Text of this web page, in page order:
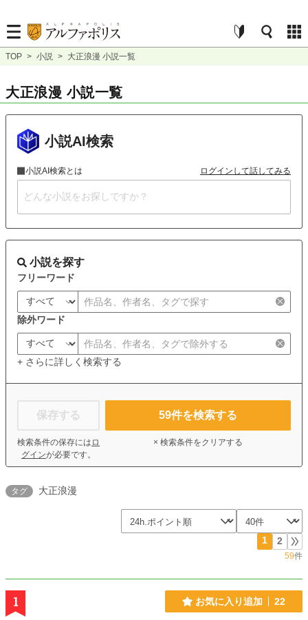
TOP > 小説 > 大正浪漫 小説一覧
大正浪漫 小説一覧
小説AI検索
小説AI検索とは ログインして話してみる
小説を探す
フリーワード
除外ワード
+ さらに詳しく検索する
保存する
検索条件の保存には ロ
グインが必要です。
59件を検索する
× 検索条件をクリアする
タグ 大正浪漫
1 2
59件
1 お気に入り追加 22